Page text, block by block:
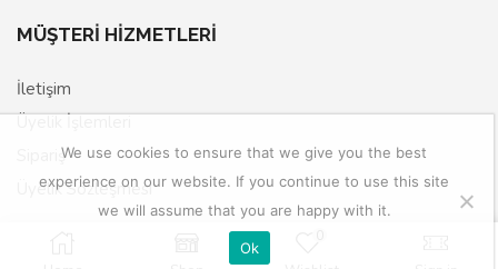
MÜŞTERİ HİZMETLERİ
İletişim
Üyelik İşlemleri
Sipariş
Üyelik Sözleşmesi
We use cookies to ensure that we give you the best
experience on our website. If you continue to use this site
we will assume that you are happy with it.
Ok